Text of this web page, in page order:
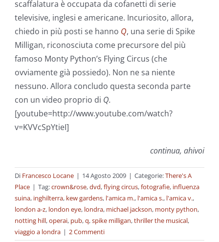
scaffalatura è occupata da cofanetti di serie
televisive, inglesi e americane. Incuriosito, allora,
chiedo in più posti se hanno Q, una serie di Spike
Milligan, riconosciuta come precursore del più
famoso Monty Python’s Flying Circus (che
ovviamente già possiedo). Non ne sa niente
nessuno. Allora concludo questa seconda parte
con un video proprio di Q.
[youtube=http://www.youtube.com/watch?
v=KVVcSpYtieI]
continua, ahivoi
Di Francesco Locane | 14 Agosto 2009 | Categorie:There's A
Place | Tag:crown&rose,dvd,flying circus,fotografie, influenza
suina, inghilterra, kew gardens, l'amica m., l'amica s., l'amica v.,
london a-z, london eye, londra, michael jackson, monty python,
notting hill,operai, pub,q,spike milligan,thriller the musical,
viaggio a londra | 2 Commenti